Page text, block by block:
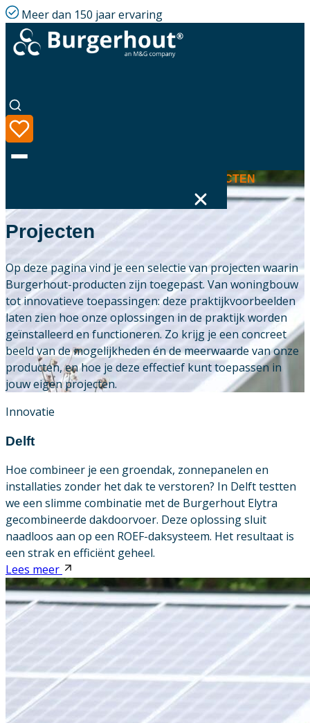
Meer dan 150 jaar ervaring
Taal
Assortiment
Oplossingen
Downloads
Academy
Over ons
Contact
ONTDEK HOE JE BURGERHOUT-PRODUCTEN
EFFECTIEF TOEPAST IN DE PRAKTIJK.
Projecten
Op deze pagina vind je een selectie van projecten waarin
Burgerhout-producten zijn toegepast. Van woningbouw
tot innovatieve toepassingen: deze praktijkvoorbeelden
laten zien hoe onze oplossingen in de praktijk worden
geïnstalleerd en functioneren. Zo krijg je een concreet
beeld van de mogelijkheden én de meerwaarde van onze
producten, en hoe je deze effectief kunt toepassen in
jouw eigen projecten.
Innovatie
Delft
Hoe combineer je een groendak, zonnepanelen en
installaties zonder het dak te verstoren? In Delft testten
we een slimme combinatie met de Burgerhout Elytra
gecombineerde dakdoorvoer. Deze oplossing sluit
naadloos aan op een ROEF-daksysteem. Het resultaat is
een strak en efficiënt geheel.
Lees meer